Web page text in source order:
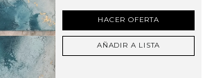
HACER OFERTA
AÑADIR A LISTA